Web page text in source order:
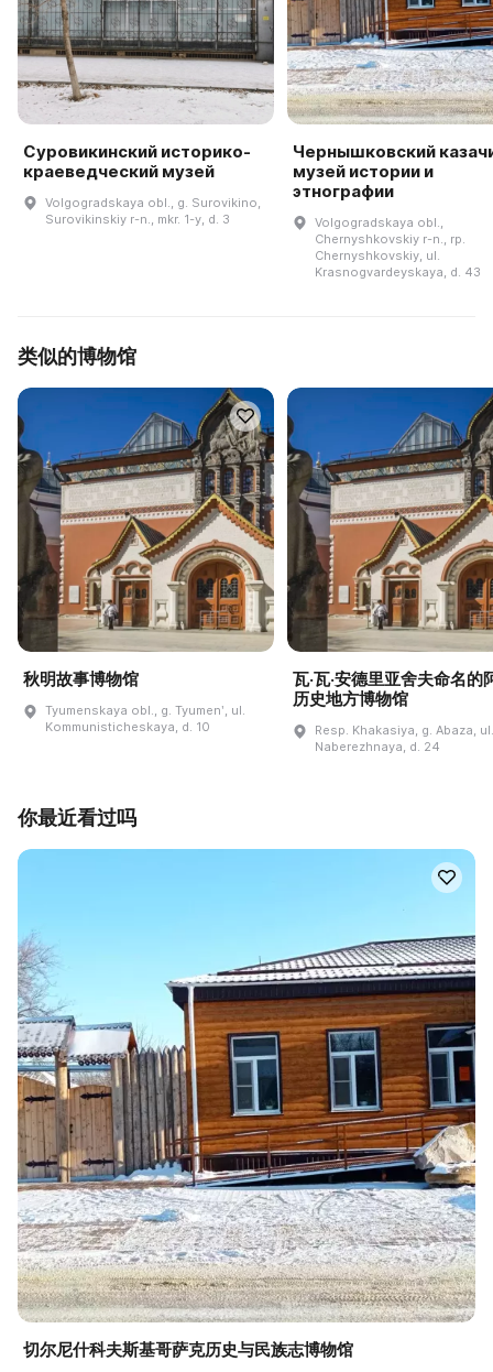
Суровикинский историко-
краеведческий музей
Volgogradskaya obl., g. Surovikino,
Surovikinskiy r-n., mkr. 1-y, d. 3
Чернышковский
музей истории и
этнографии
Volgogradskaya obl.,
Chernyshkovskiy r-n., rp.
Chernyshkovskiy, ul.
Krasnogvardeyskaya, d. 43
类似的博物馆
秋明故事博物馆
Tyumenskaya obl., g. Tyumenʹ, ul.
Kommunisticheskaya, d. 10
瓦·瓦·安德里亚舍夫命名的
历史地方博物馆
Resp. Khakasiya, g. Abaza, ul.
Naberezhnaya, d. 24
你最近看过吗
切尔尼什科夫斯基哥萨克历史与民族志博物馆